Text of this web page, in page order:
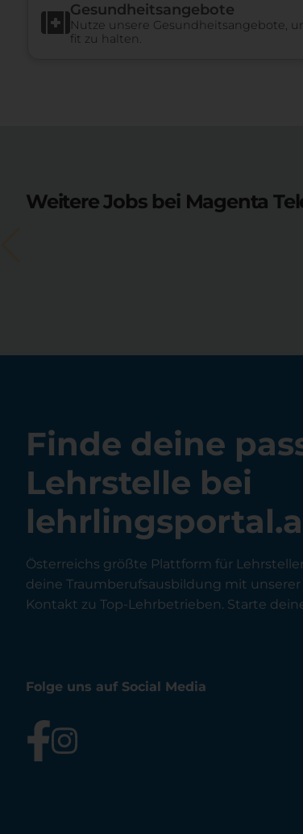
Gesundheits­angebote
Nutze unsere Gesundheitsangebote,
fit zu halten.
Weitere Jobs bei Magenta
Finde deine
Lehrstelle bei
Österreichs größte Plattform für
deine Traumberufsausbildung mit
Kontakt zu Top-Lehrbetrieben. Starte
Folge uns auf Social Media